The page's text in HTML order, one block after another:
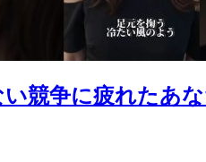
競争に疲れたあ